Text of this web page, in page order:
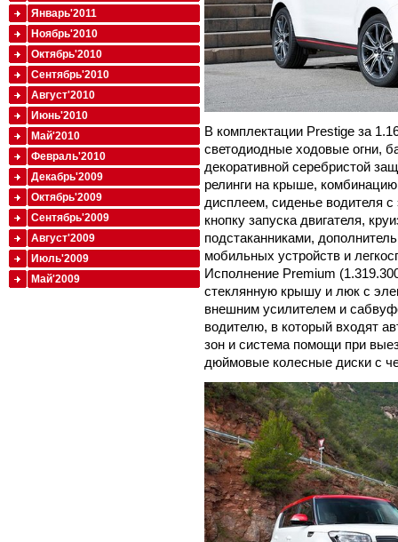
В комплектации Prestige за
светодиодные ходовые огни,
декоративной серебристой
релинги на крыше,
дисплеем, сиденье водителя с
кнопку запуска двигателя,
подстаканниками,
мобильных устройств и
Исполнение Premium
стеклянную крышу и люк с
внешним усилителем и
водителю, в который входят
зон и система помощи при
дюймовые колесные диски с
Январь'2011
Ноябрь'2010
Октябрь'2010
Сентябрь'2010
Август'2010
Июнь'2010
Май'2010
Февраль'2010
Декабрь'2009
Октябрь'2009
Сентябрь'2009
Август'2009
Июль'2009
Май'2009